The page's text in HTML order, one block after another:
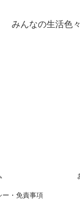
みんなの生活色々
ー・免責事項